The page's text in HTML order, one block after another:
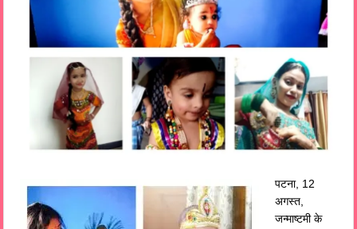
पटना, 12
अगस्त,
जन्माष्टमी के